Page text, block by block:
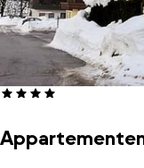
(familie) vakantie!